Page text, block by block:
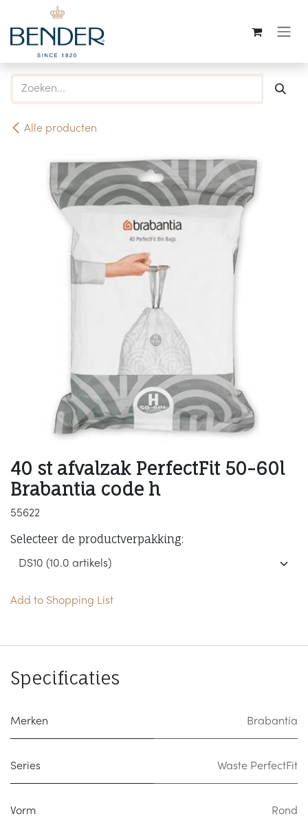
Overslaan naar inhoud
Alle producten
40 st afvalzak PerfectFit 50-60l
Brabantia code h
55622
Selecteer de productverpakking:
Add to Shopping List
Specificaties
Merken Brabantia
Series Waste PerfectFit
Vorm Rond